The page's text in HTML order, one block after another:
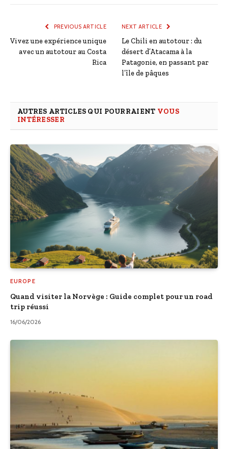
PREVIOUS ARTICLE
Vivez une expérience unique
avec un autotour au Costa
Rica
NEXT ARTICLE
Le Chili en autotour : du
désert d’Atacama à la
Patagonie, en passant par
l’île de pâques
AUTRES ARTICLES QUI POURRAIENT VOUS
INTÉRESSER
EUROPE
Quand visiter la Norvège : Guide complet pour un road
trip réussi
16/06/2026